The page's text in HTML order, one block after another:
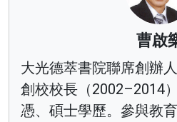
曹啟
大光德萃書院聯席創辦
創校校長（2002–2014
憑、碩士學歷。參與教